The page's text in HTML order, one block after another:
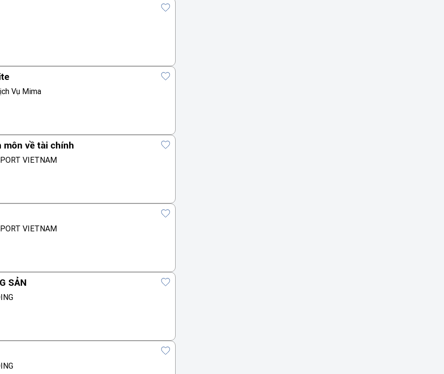
Vụ Mima
môn về tài chính
VIETNAM
VIETNAM
SẢN